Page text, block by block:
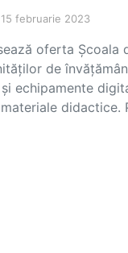
15 februarie 2023
oferta Școala
de
echipamente
didactice.